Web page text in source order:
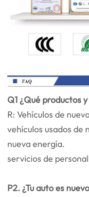
Q1 ¿Qué productos
R: Vehículos de
vehículos usados de
nueva energía.
servicios de
P2. ¿Tu auto es